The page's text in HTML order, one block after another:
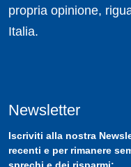
propria opinione,
Italia.
Newsletter
Iscriviti alla nostra
recenti e per rimanere